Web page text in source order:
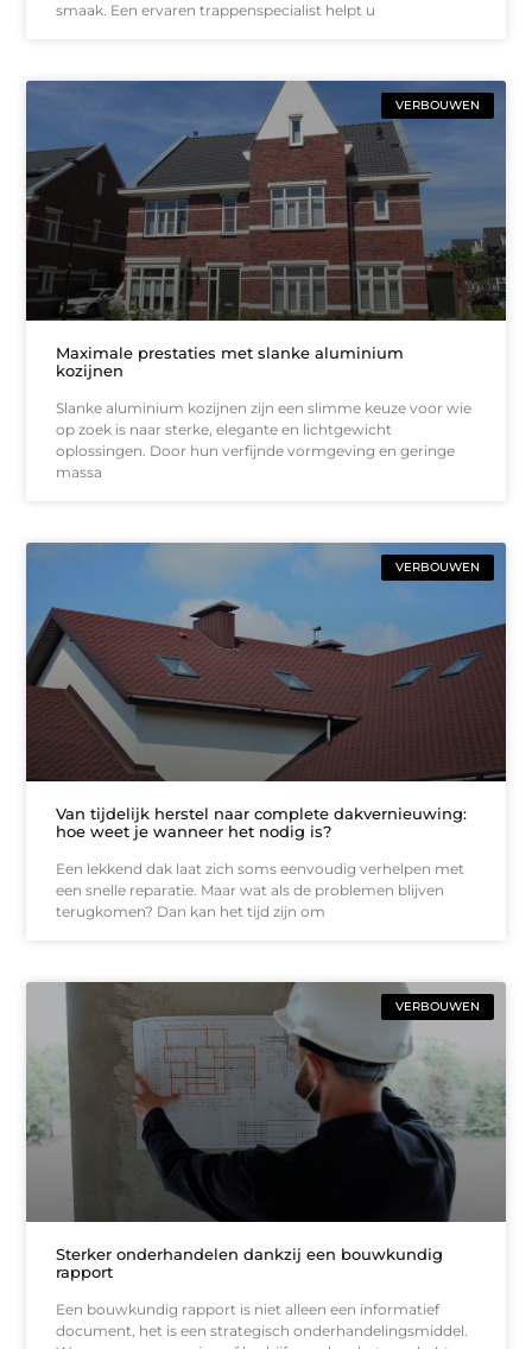
smaak. Een ervaren trappenspecialist helpt u
VERBOUWEN
Maximale prestaties met slanke aluminium
kozijnen
Slanke aluminium kozijnen zijn een slimme keuze voor wie
op zoek is naar sterke, elegante en lichtgewicht
oplossingen. Door hun verfijnde vormgeving en geringe
massa
VERBOUWEN
Van tijdelijk herstel naar complete dakvernieuwing:
hoe weet je wanneer het nodig is?
Een lekkend dak laat zich soms eenvoudig verhelpen met
een snelle reparatie. Maar wat als de problemen blijven
terugkomen? Dan kan het tijd zijn om
VERBOUWEN
Sterker onderhandelen dankzij een bouwkundig
rapport
Een bouwkundig rapport is niet alleen een informatief
document, het is een strategisch onderhandelingsmiddel.